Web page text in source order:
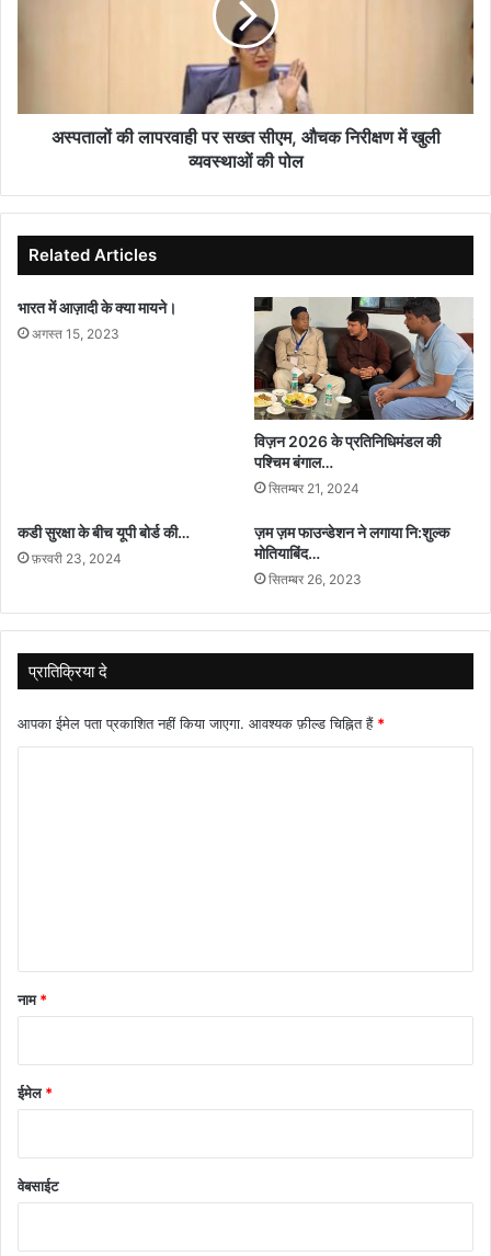
में
अस्पतालों की लापरवाही पर सख्त सीएम, औचक निरीक्षण में खुली
व्यवस्थाओं की पोल
Related Articles
भारत में आज़ादी के क्या मायने।
अगस्त 15, 2023
विज़न 2026 के प्रतिनिधिमंडल की
पश्चिम बंगाल…
सितम्बर 21, 2024
कडी सुरक्षा के बीच यूपी बोर्ड की…
फ़रवरी 23, 2024
ज़म ज़म फाउन्डेशन ने लगाया नि:शुल्क
मोतियाबिंद…
सितम्बर 26, 2023
प्रातिक्रिया दे
आपका ईमेल पता प्रकाशित नहीं किया जाएगा. आवश्यक फ़ील्ड चिह्नित हैं *
नाम*
ईमेल*
वेबसाईट